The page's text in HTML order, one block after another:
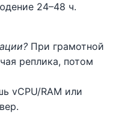
24–48 ч.
При грамотной
реплика, потом
vCPU/RAM или